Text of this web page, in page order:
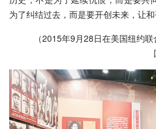
为了纠结过去，而是要开创未来，让和
（2015年9月28日在美国纽约